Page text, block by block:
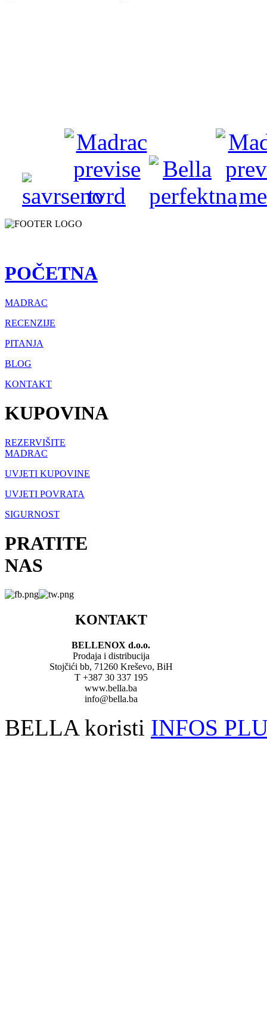
POČETNA
MADRAC
RECENZIJE
PITANJA
BLOG
KONTAKT
KUPOVINA
REZERVIŠITE
MADRAC
UVJETI KUPOVINE
UVJETI POVRATA
SIGURNOST
PRATITE
NAS
KONTAKT
BELLENOX d.o.o.
Prodaja i distribucija
Stojčići bb, 71260 Kreševo, BiH
T +387 30 337 195
www.bella.ba
info@bella.ba
BELLA koristi INFOS